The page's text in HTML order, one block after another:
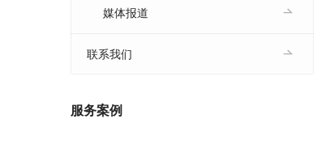
媒体报道
联系我们
服务案例